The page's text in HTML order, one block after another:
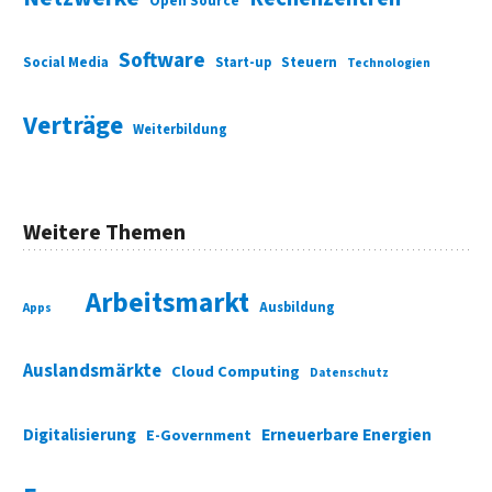
Social Media Software Start-up Steuern Technologien
Verträge Weiterbildung
Weitere Themen
Apps Arbeitsmarkt Ausbildung
Auslandsmärkte Cloud Computing Datenschutz
Digitalisierung E-Government Erneuerbare Energien